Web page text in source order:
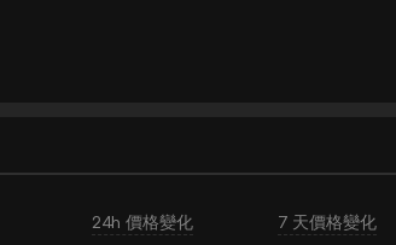
24h 價格變化 7 天價格變化